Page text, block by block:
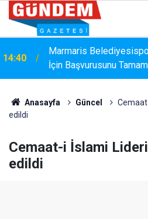
14:40
Marmaris
İçin Başvurusunu
Anasayfa Güncel
edildi
Cemaat-i İslami
edildi